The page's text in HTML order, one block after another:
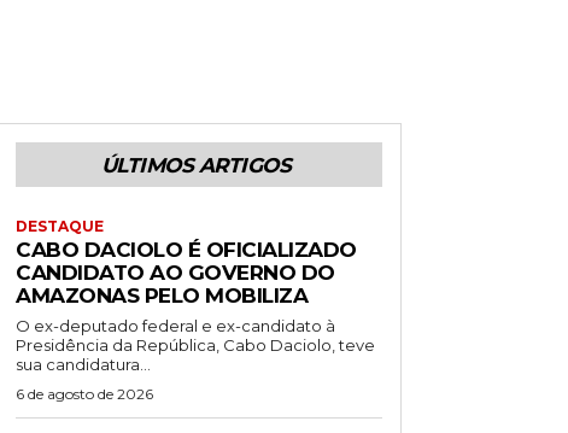
ÚLTIMOS ARTIGOS
DESTAQUE
CABO DACIOLO É OFICIALIZADO
CANDIDATO AO GOVERNO DO
AMAZONAS PELO MOBILIZA
O ex-deputado federal e ex-candidato à
Presidência da República, Cabo Daciolo, teve
sua candidatura...
6 de agosto de 2026